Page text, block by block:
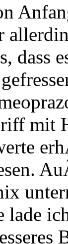
dass
mit
lade